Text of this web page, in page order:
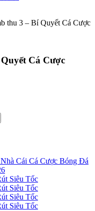
thu 3 – Bí Quyết Cá Cược
Cá Cược
Cái Cá Cược Bóng Đá
Siêu Tốc
Siêu Tốc
Siêu Tốc
Siêu Tốc